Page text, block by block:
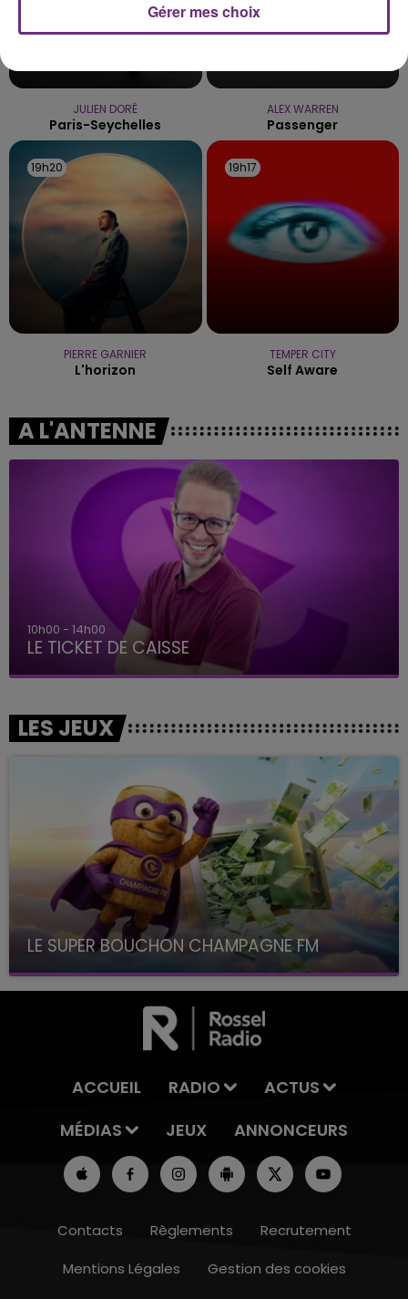
JULIEN DORÉ
Paris-Seychelles
ALEX WARREN
Passenger
19h20
19h20
PIERRE GARNIER
L'horizon
19h17
19h17
TEMPER CITY
Self Aware
A L'ANTENNE
10h00 - 14h00
LE TICKET DE CAISSE
LES JEUX
LE SUPER BOUCHON CHAMPAGNE FM
avec La Famille Champagne FM, à 8H10
ACCUEIL RADIO
ACTUS
MÉDIAS
JEUX ANNONCEURS
Contacts Règlements
Recrutement
Mentions Légales
Gestion des cookies
Gérer mes choix